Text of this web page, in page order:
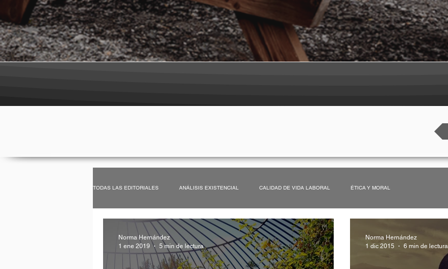
TODAS LAS EDITORIALES ANÁLISIS EXISTENCIAL CALIDAD DE VIDA LABORAL ÉTICA Y MORAL
REFLEXIONES SOSTENIBILIDAD EDUCACIÓN DIVERSIDAD
Norma Hernández
1 ene 2019
5 min de lectura
Norma Hernández
1 dic 2015
6 min de lectura